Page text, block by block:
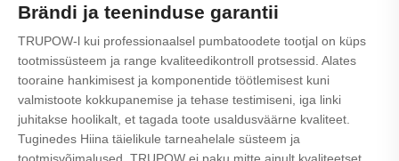
Brändi ja teeninduse garantii
TRUPOW-l kui professionaalsel pumbatoodete tootjal on küps
tootmissüsteem ja range kvaliteedikontroll protsessid. Alates
tooraine hankimisest ja komponentide töötlemisest kuni
valmistoote kokkupanemise ja tehase testimiseni, iga linki
juhitakse hoolikalt, et tagada toote usaldusväärne kvaliteet.
Tuginedes Hiina täielikule tarneahelale süsteem ja